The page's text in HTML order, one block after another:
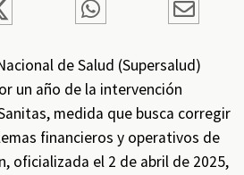
de Salud (Supersalud)
un año de la intervención
medida que busca corregir
financieros y operativos de
oficializada el 2 de abril de 2025,